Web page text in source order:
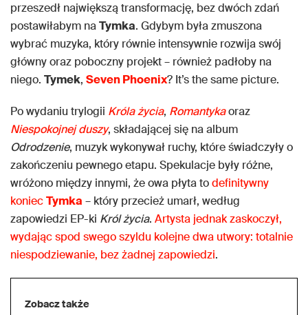
przeszedł największą transformację, bez dwóch zdań
postawiłabym naTymka. Gdybym była zmuszona
wybrać muzyka, który równie intensywnie rozwija swój
główny oraz poboczny projekt – również padłoby na
niego. Tymek, Seven Phoenix? It’s the same picture.
Po wydaniu trylogii Króla życia, Romantykaoraz
Niespokojnej duszy, składającej się na album
Odrodzenie, muzyk wykonywał ruchy, które świadczyły o
zakończeniu pewnego etapu. Spekulacje były różne,
wróżono między innymi, że owa płyta todefinitywny
koniecTymka – który przecież umarł, według
zapowiedzi EP-ki Król życia. Artysta jednak zaskoczył,
wydając spod swego szyldu kolejne dwa utwory: totalnie
niespodziewanie, bez żadnej zapowiedzi.
Zobacz także